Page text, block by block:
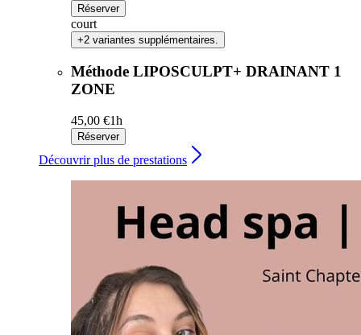
Réserver
court
+2 variantes supplémentaires.
Méthode LIPOSCULPT+ DRAINANT 1
ZONE
45,00 €1h
Réserver
Découvrir plus de prestations